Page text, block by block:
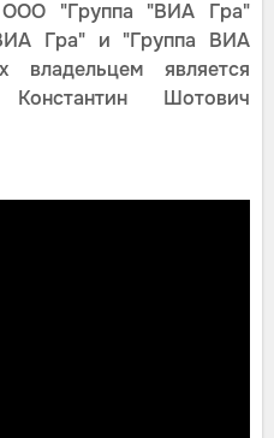
ООО "Группа "ВИА Гра"
Гра" и "Группа ВИА
владельцем является
Шотович